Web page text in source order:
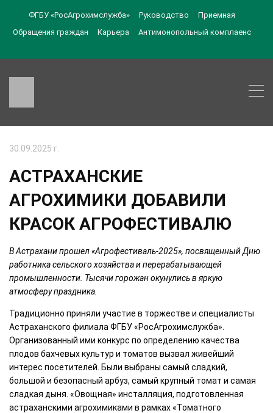
ФГБУ «РосАгрохимслужба» Руководство
Приемная
Обращения граждан
Карьера Антимонопольный комплаенс
30.09.2025 г.
АСТРАХАНСКИЕ
АГРОХИМИКИ ДОБАВИЛИ
КРАСОК АГРОФЕСТИВАЛЮ
В Астрахани прошел «Агрофестиваль-2025», посвященный Дню
работника сельского хозяйства и перерабатывающей
промышленности. Тысячи горожан окунулись в яркую
атмосферу праздника.
Традиционно приняли участие в торжестве и специалисты
Астраханского филиала ФГБУ «РосАгрохимслужба».
Организованный ими конкурс по определению качества
плодов бахчевых культур и томатов вызвал живейший
интерес посетителей. Были выбраны самый сладкий,
большой и безопасный арбуз, самый крупный томат и самая
сладкая дыня. «Овощная» инсталляция, подготовленная
астраханскими агрохимиками в рамках «Томатного